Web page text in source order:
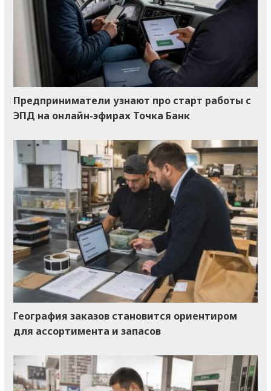
Предприниматели узнают про старт работы с
ЭПД на онлайн-эфирах Точка Банк
География заказов становится ориентиром
для ассортимента и запасов